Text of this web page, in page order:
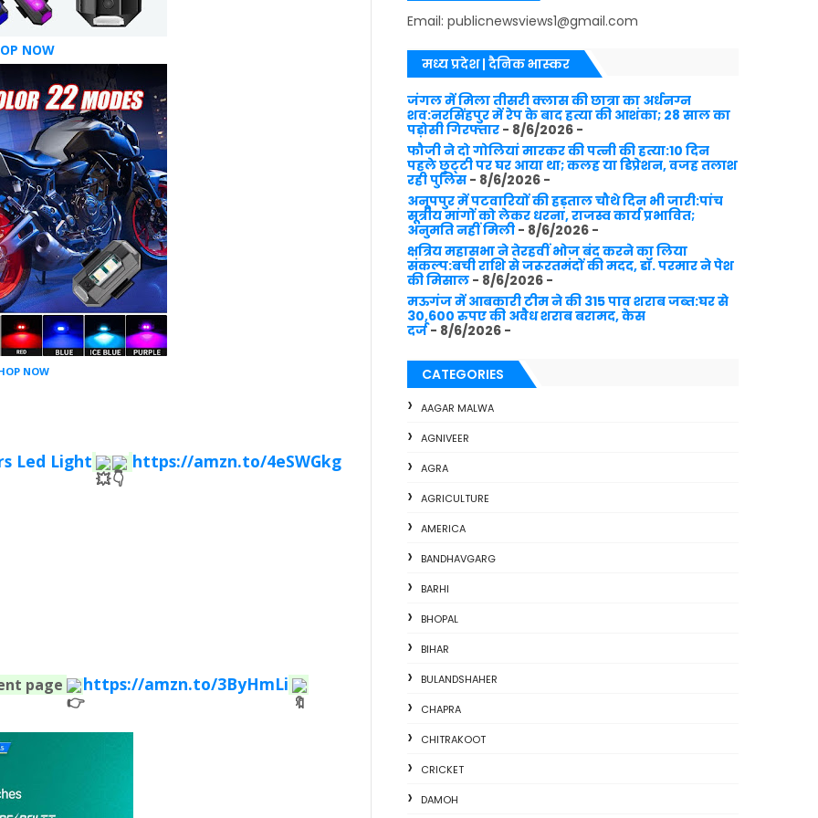
NOW
NOW
Led Light https://amzn.to/4eSWGkg
page https://amzn.to/3ByHmLi
Email: publicnewsviews1@gmail.com
मध्य प्रदेश | दैनिक भास्कर
जंगल में मिला तीसरी क्लास की छात्रा का अर्धनग्न
शव:नरसिंहपुर में रेप के बाद हत्या की आशंका; 28 साल का
पड़ोसी गिरफ्तार - 8/6/2026 -
फौजी ने दो गोलियां मारकर की पत्नी की हत्या:10 दिन
पहले छुट्‌टी पर घर आया था; कलह या डिप्रेशन, वजह तलाश
रही पुलिस - 8/6/2026 -
अनूपपुर में पटवारियों की हड़ताल चौथे दिन भी जारी:पांच
सूत्रीय मांगों को लेकर धरना, राजस्व कार्य प्रभावित;
अनुमति नहीं मिली - 8/6/2026 -
क्षत्रिय महासभा ने तेरहवीं भोज बंद करने का लिया
संकल्प:बची राशि से जरूरतमंदों की मदद, डॉ. परमार ने पेश
की मिसाल - 8/6/2026 -
मऊगंज में आबकारी टीम ने की 315 पाव शराब जब्त:घर से
30,600 रुपए की अवैध शराब बरामद, केस
दर्ज- 8/6/2026 -
CATEGORIES
AAGAR MALWA
AGNIVEER
AGRA
AGRICULTURE
AMERICA
BANDHAVGARG
BARHI
BHOPAL
BIHAR
BULANDSHAHER
CHAPRA
CHITRAKOOT
CRICKET
DAMOH